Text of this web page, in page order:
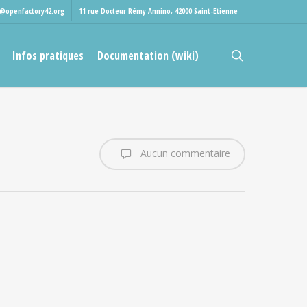
11 rue Docteur Rémy Annino, 42000 Saint-Etienne
Infos pratiques Documentation (wiki)
Aucun commentaire